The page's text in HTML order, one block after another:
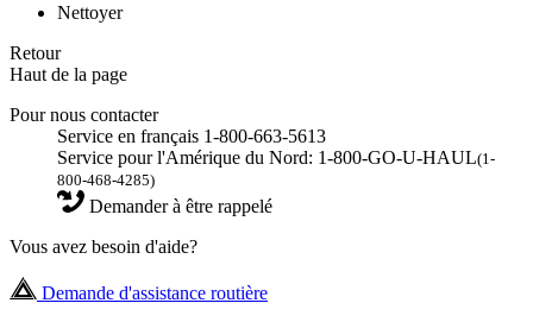
Nettoyer
Retour
Haut de la page
Pour nous contacter
Service en français 1-800-663-5613
Service pour l'Amérique du Nord: 1-800-GO-U-HAUL(1-
800-468-4285)
Demander à être rappelé
Vous avez besoin d'aide?
Demande d'assistance routière